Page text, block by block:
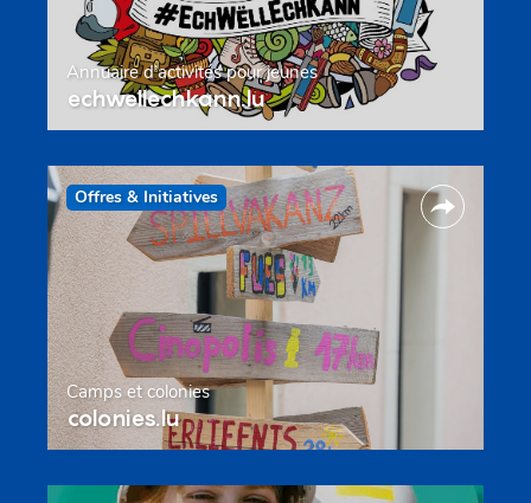
Annuaire d’activités pour jeunes
echwellechkann.lu
Offres & Initiatives
Camps et colonies
colonies.lu